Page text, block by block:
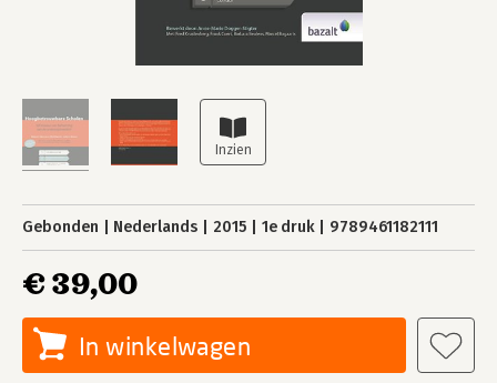
Gebonden Nederlands 2015 1e druk 9789461182111
€ 39,00
In winkelwagen